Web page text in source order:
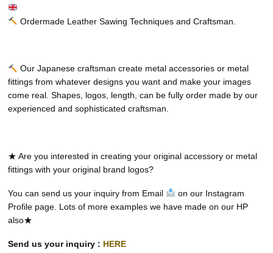
Ordermade Leather Sawing Techniques and Craftsman.
Our Japanese craftsman create metal accessories or metal
fittings from whatever designs you want and make your images
come real. Shapes, logos, length, can be fully order made by our
experienced and sophisticated craftsman.
★ Are you interested in creating your original accessory or metal
fittings with your original brand logos?
You can send us your inquiry from Email
on our Instagram
Profile page. Lots of more examples we have made on our HP
also★
Send us your inquiry : HERE